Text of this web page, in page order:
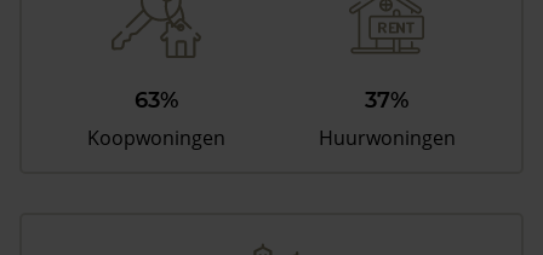
63%
Koopwoningen
37%
Huurwoningen